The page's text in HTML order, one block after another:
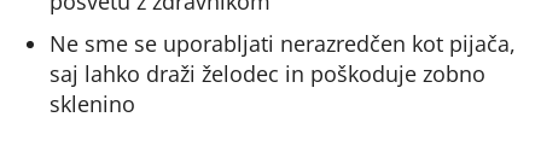
Ne sme se uporabljati nerazredčen kot pijača,
saj lahko draži želodec in poškoduje zobno
sklenino